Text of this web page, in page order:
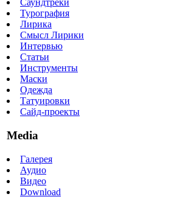
Саундтреки
Турография
Лирика
Смысл Лирики
Интервью
Статьи
Инструменты
Маски
Одежда
Татуировки
Сайд-проекты
Media
Галерея
Аудио
Видео
Download